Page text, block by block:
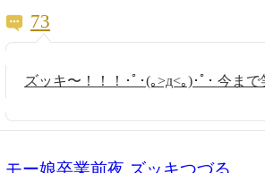
73
ズッキ〜！！！･ﾟ･(｡>д<｡)･ﾟ･ 今ま
モー娘卒業前夜 ズッキつづる